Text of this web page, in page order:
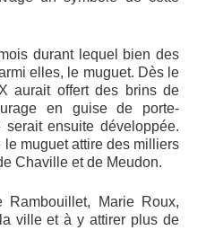
durant lequel bien des
elles, le muguet. Dès le
aurait offert des brins de
en guise de porte-
ensuite développée.
muguet attire des milliers
Chaville et de Meudon.
Marie Roux,
ville et à y attirer plus de